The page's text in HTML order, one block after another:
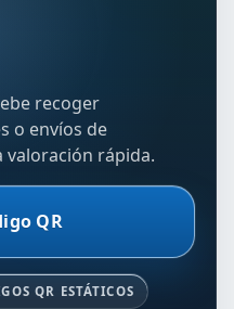
recoger
o envíos de
rápida.
QR
QR ESTÁTICOS